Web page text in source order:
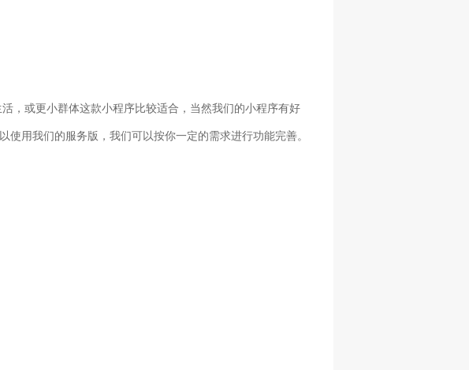
，或更小群体这款小程序比较适合，当然我们的小程序有好
用我们的服务版，我们可以按你一定的需求进行功能完善。